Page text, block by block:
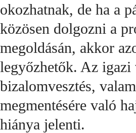
okozhatnak, de ha a
közösen dolgozni a
megoldásán, akkor
legyőzhetők. Az igazi
bizalomvesztés,
megmentésére való
hiánya jelenti.